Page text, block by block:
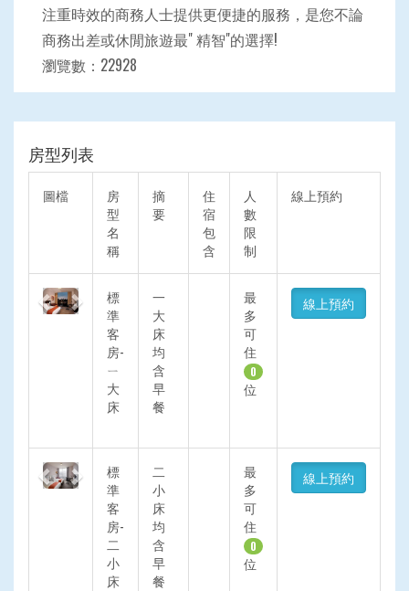
注重時效的商務人士提供更便捷的服務，是您不論
商務出差或休閒旅遊最" 精智"的選擇!
瀏覽數：22928
房型列表
圖檔
房
型
名
稱
摘
要
住
宿
包
含
人
數
限
制
線上預約
Previous
Next
標
準
客
房-
ㄧ
大
床
一
大
床
均
含
早
餐
最
多
可
住
0
位
線上預約
Previous
Next
標
準
客
房-
二
小
床
二
小
床
均
含
早
餐
最
多
可
住
0
位
線上預約